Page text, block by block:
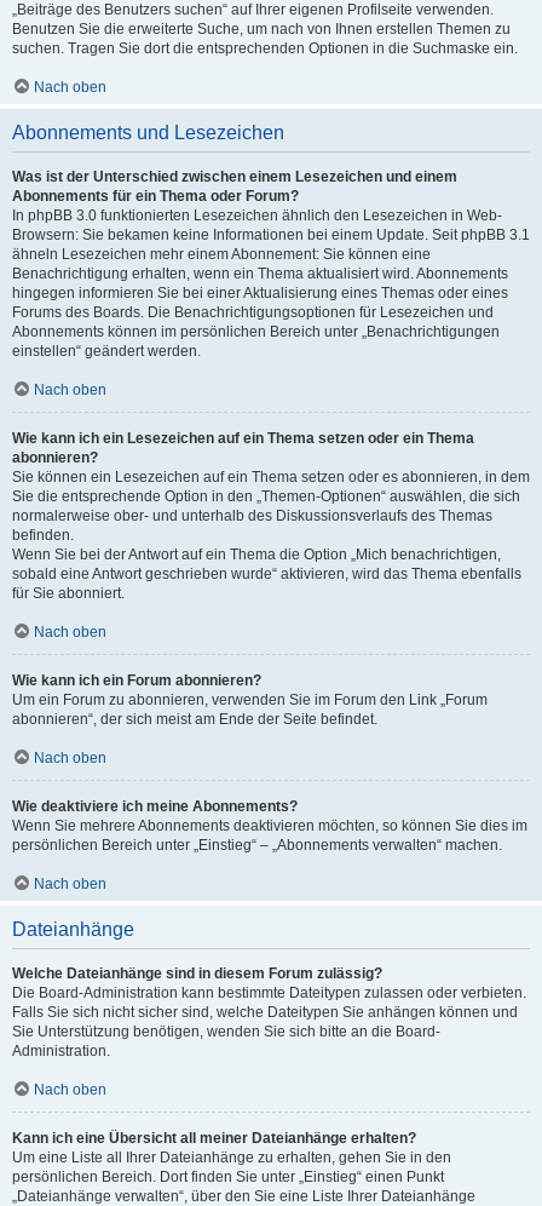
„Beiträge des Benutzers suchen“ auf Ihrer eigenen Profilseite verwenden.
Benutzen Sie die erweiterte Suche, um nach von Ihnen erstellen Themen zu
suchen. Tragen Sie dort die entsprechenden Optionen in die Suchmaske ein.
Nach oben
Abonnements und Lesezeichen
Was ist der Unterschied zwischen einem Lesezeichen und einem
Abonnements für ein Thema oder Forum?
In phpBB 3.0 funktionierten Lesezeichen ähnlich den Lesezeichen in Web-
Browsern: Sie bekamen keine Informationen bei einem Update. Seit phpBB 3.1
ähneln Lesezeichen mehr einem Abonnement: Sie können eine
Benachrichtigung erhalten, wenn ein Thema aktualisiert wird. Abonnements
hingegen informieren Sie bei einer Aktualisierung eines Themas oder eines
Forums des Boards. Die Benachrichtigungsoptionen für Lesezeichen und
Abonnements können im persönlichen Bereich unter „Benachrichtigungen
einstellen“ geändert werden.
Nach oben
Wie kann ich ein Lesezeichen auf ein Thema setzen oder ein Thema
abonnieren?
Sie können ein Lesezeichen auf ein Thema setzen oder es abonnieren, in dem
Sie die entsprechende Option in den „Themen-Optionen“ auswählen, die sich
normalerweise ober- und unterhalb des Diskussionsverlaufs des Themas
befinden.
Wenn Sie bei der Antwort auf ein Thema die Option „Mich benachrichtigen,
sobald eine Antwort geschrieben wurde“ aktivieren, wird das Thema ebenfalls
für Sie abonniert.
Nach oben
Wie kann ich ein Forum abonnieren?
Um ein Forum zu abonnieren, verwenden Sie im Forum den Link „Forum
abonnieren“, der sich meist am Ende der Seite befindet.
Nach oben
Wie deaktiviere ich meine Abonnements?
Wenn Sie mehrere Abonnements deaktivieren möchten, so können Sie dies im
persönlichen Bereich unter „Einstieg“ – „Abonnements verwalten“ machen.
Nach oben
Dateianhänge
Welche Dateianhänge sind in diesem Forum zulässig?
Die Board-Administration kann bestimmte Dateitypen zulassen oder verbieten.
Falls Sie sich nicht sicher sind, welche Dateitypen Sie anhängen können und
Sie Unterstützung benötigen, wenden Sie sich bitte an die Board-
Administration.
Nach oben
Kann ich eine Übersicht all meiner Dateianhänge erhalten?
Um eine Liste all Ihrer Dateianhänge zu erhalten, gehen Sie in den
persönlichen Bereich. Dort finden Sie unter „Einstieg“ einen Punkt
„Dateianhänge verwalten“, über den Sie eine Liste Ihrer Dateianhänge